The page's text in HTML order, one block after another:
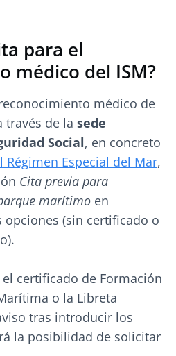
para el
médico del ISM?
médico de
través de la sede
Social, en concreto
Régimen Especial del Mar,
Cita previa para
marítimo en
opciones (sin certificado o
certificado de Formación
o la Libreta
tras introducir los
la posibilidad de solicitar